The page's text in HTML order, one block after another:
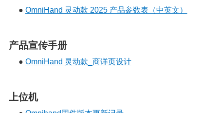
● OmniHand 灵动款 2025 产品参数表（中英文）
产品宣传手册
● OmniHand 灵动款_商详页设计
上位机